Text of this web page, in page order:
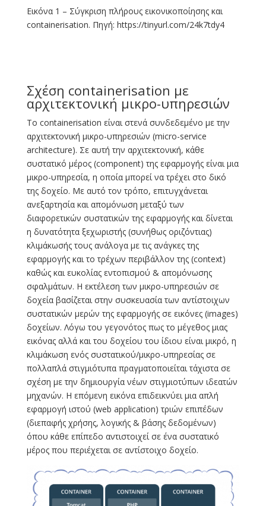
Εικόνα 1 – Σύγκριση πλήρους εικονικοποίησης και
containerisation. Πηγή: https://tinyurl.com/24k7tdy4
Σχέση containerisation με
αρχιτεκτονική μικρο-υπηρεσιών
Το containerisation είναι στενά συνδεδεμένο με την
αρχιτεκτονική μικρο-υπηρεσιών (micro-service
architecture). Σε αυτή την αρχιτεκτονική, κάθε
συστατικό μέρος (component) της εφαρμογής είναι μια
μικρο-υπηρεσία, η οποία μπορεί να τρέχει στο δικό
της δοχείο. Με αυτό τον τρόπο, επιτυγχάνεται
ανεξαρτησία και απομόνωση μεταξύ των
διαφορετικών συστατικών της εφαρμογής και δίνεται
η δυνατότητα ξεχωριστής (συνήθως οριζόντιας)
κλιμάκωσής τους ανάλογα με τις ανάγκες της
εφαρμογής και το τρέχων περιβάλλον της (context)
καθώς και ευκολίας εντοπισμού & απομόνωσης
σφαλμάτων. Η εκτέλεση των μικρο-υπηρεσιών σε
δοχεία βασίζεται στην συσκευασία των αντίστοιχων
συστατικών μερών της εφαρμογής σε εικόνες (images)
δοχείων. Λόγω του γεγονότος πως το μέγεθος μιας
εικόνας αλλά και του δοχείου του ίδιου είναι μικρό, η
κλιμάκωση ενός συστατικού/μικρο-υπηρεσίας σε
πολλαπλά στιγμιότυπα πραγματοποιείται τάχιστα σε
σχέση με την δημιουργία νέων στιγμιοτύπων ιδεατών
μηχανών. Η επόμενη εικόνα επιδεικνύει μια απλή
εφαρμογή ιστού (web application) τριών επιπέδων
(διεπαφής χρήσης, λογικής & βάσης δεδομένων)
όπου κάθε επίπεδο αντιστοιχεί σε ένα συστατικό
μέρος που περιέχεται σε αντίστοιχο δοχείο.